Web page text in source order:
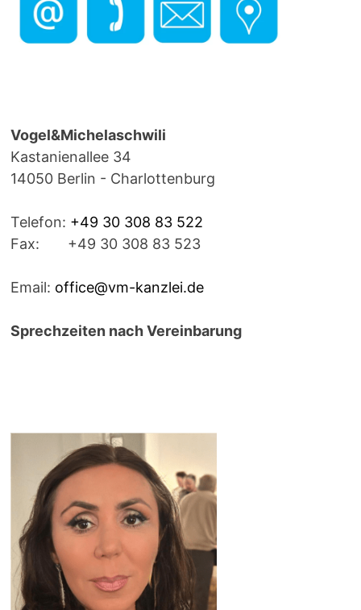
Vogel&Michelaschwili
Kastanienallee 34
14050 Berlin - Charlottenburg
Telefon: +49 30 308 83 522
Fax: +49 30 308 83 523
Email: office@vm-kanzlei.de
Sprechzeiten nach Vereinbarung